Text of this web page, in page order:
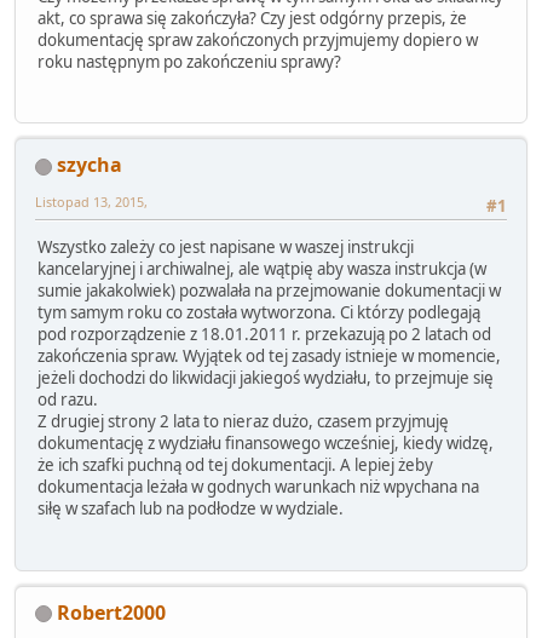
akt, co sprawa się zakończyła? Czy jest odgórny przepis, że
dokumentację spraw zakończonych przyjmujemy dopiero w
roku następnym po zakończeniu sprawy?
szycha
#1
Listopad 13, 2015,
Wszystko zależy co jest napisane w waszej instrukcji
kancelaryjnej i archiwalnej, ale wątpię aby wasza instrukcja (w
sumie jakakolwiek) pozwalała na przejmowanie dokumentacji w
tym samym roku co została wytworzona. Ci którzy podlegają
pod rozporządzenie z 18.01.2011 r. przekazują po 2 latach od
zakończenia spraw. Wyjątek od tej zasady istnieje w momencie,
jeżeli dochodzi do likwidacji jakiegoś wydziału, to przejmuje się
od razu.
Z drugiej strony 2 lata to nieraz dużo, czasem przyjmuję
dokumentację z wydziału finansowego wcześniej, kiedy widzę,
że ich szafki puchną od tej dokumentacji. A lepiej żeby
dokumentacja leżała w godnych warunkach niż wpychana na
siłę w szafach lub na podłodze w wydziale.
Robert2000